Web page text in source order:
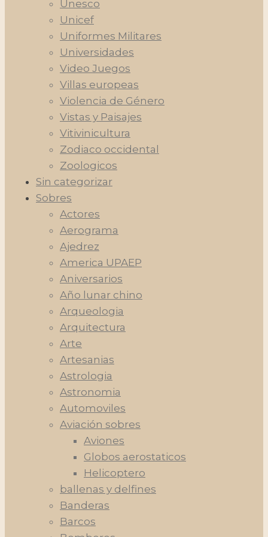
Unesco
Unicef
Uniformes Militares
Universidades
Video Juegos
Villas europeas
Violencia de Género
Vistas y Paisajes
Vitivinicultura
Zodiaco occidental
Zoologicos
Sin categorizar
Sobres
Actores
Aerograma
Ajedrez
America UPAEP
Aniversarios
Año lunar chino
Arqueologia
Arquitectura
Arte
Artesanias
Astrologia
Astronomia
Automoviles
Aviación sobres
Aviones
Globos aerostaticos
Helicoptero
ballenas y delfines
Banderas
Barcos